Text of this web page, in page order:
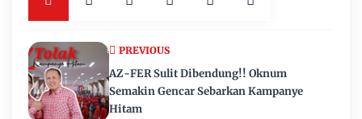
PREVIOUS
AZ-FER Sulit Dibendung!! Oknum
Semakin Gencar Sebarkan Kampanye
Hitam